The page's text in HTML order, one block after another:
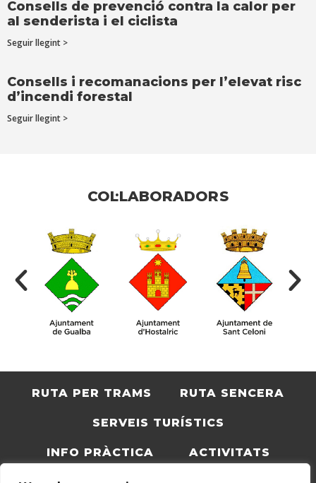
Consells de prevenció contra la calor per
al senderista i el ciclista
Seguir llegint >
Consells i recomanacions per l’elevat risc
d’incendi forestal
Seguir llegint >
COL·LABORADORS
RUTA PER TRAMS RUTA SENCERA
SERVEIS TURÍSTICS
INFO PRÀCTICA ACTIVITATS